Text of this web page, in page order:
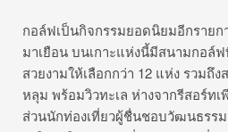
กอล์ฟเป็นกิจกรรมยอดนิยมอีกรายก
มาเยือน บนเกาะแห่งนี้มีสนามกอล์
สวยงามให้เลือกกว่า 12 แห่ง รวมถึ
หลุม พร้อมวิวทะเล ห่างจากรีสอร์ทเ
ส่วนนักท่องเที่ยวผู้ชื่นชอบวัฒนธรร